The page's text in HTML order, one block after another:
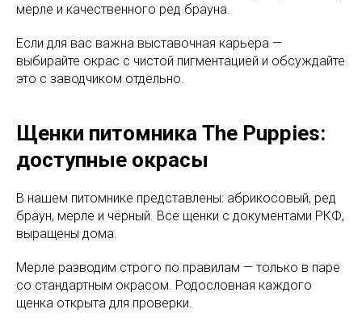
мерле и качественного ред брауна.
Если для вас важна выставочная карьера —
выбирайте окрас с чистой пигментацией и обсуждайте
это с заводчиком отдельно.
Щенки питомника The Puppies:
доступные окрасы
В нашем питомнике представлены: абрикосовый, ред
браун, мерле и чёрный. Все щенки с документами РКФ,
выращены дома.
Мерле разводим строго по правилам — только в паре
со стандартным окрасом. Родословная каждого
щенка открыта для проверки.